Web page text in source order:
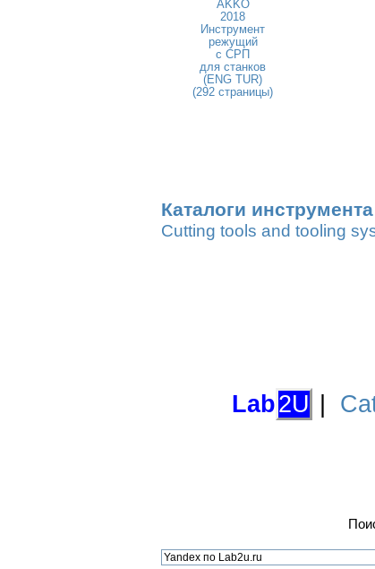
AKKO
2018
Инструмент
режущий
с СРП
для станков
(ENG TUR)
(292 страницы)
Каталоги
Cutting tools and tooling
Lab2U